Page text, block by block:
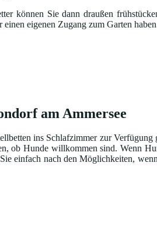
können Sie dann draußen
einen eigenen Zugang zum Garten
am Ammersee
ins Schlafzimmer zur
ob Hunde willkommen sind. Wenn
einfach nach den Möglichkeiten,